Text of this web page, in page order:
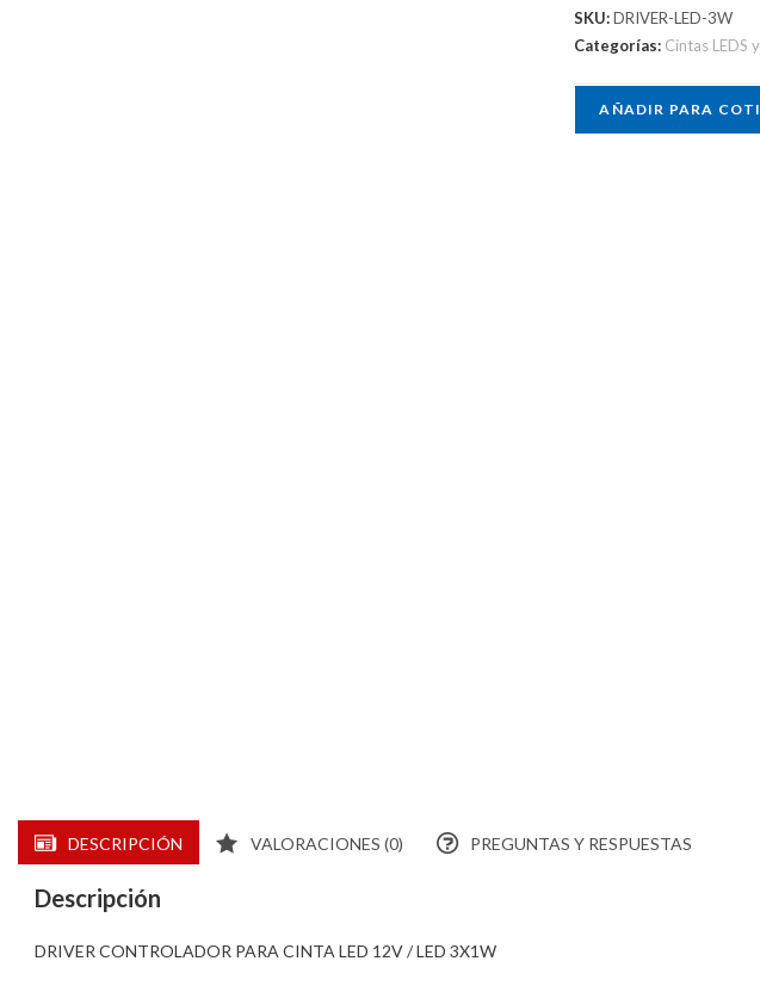
SKU:DRIVER-LED-3W
Categorías: Cintas LEDS
AÑADIR PARA
DESCRIPCIÓN VALORACIONES (0) PREGUNTAS Y RESPUESTAS
Descripción
DRIVER CONTROLADOR PARA CINTA LED 12V / LED 3X1W